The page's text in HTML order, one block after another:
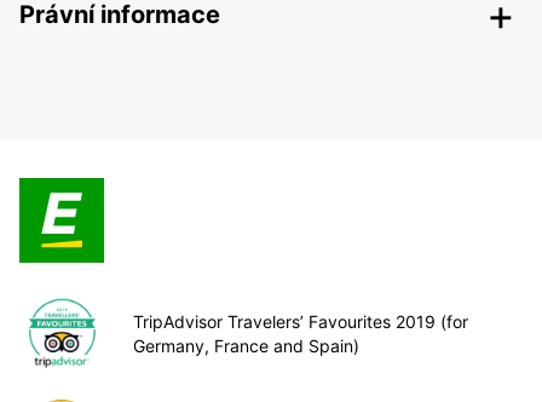
Právní informace
TripAdvisor Travelers’ Favourites 2019 (for
Germany, France and Spain)